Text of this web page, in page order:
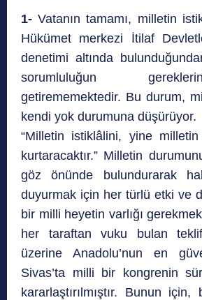
1-Vatanın tamamı, milletin
Hükümet merkezi İtilaf
denetimi altında
sorumluluğun
getirememektedir. Bu durum,
kendi yok durumuna düşürüyor.
“Milletin istiklâlini, yine
kurtaracaktır.” Milletin
göz önünde bulundurarak
duyurmak için her türlü etki ve
bir milli heyetin varlığı
her taraftan vuku bulan
üzerine Anadolu’nun en
Sivas’ta milli bir kongrenin
kararlaştırılmıştır. Bunun